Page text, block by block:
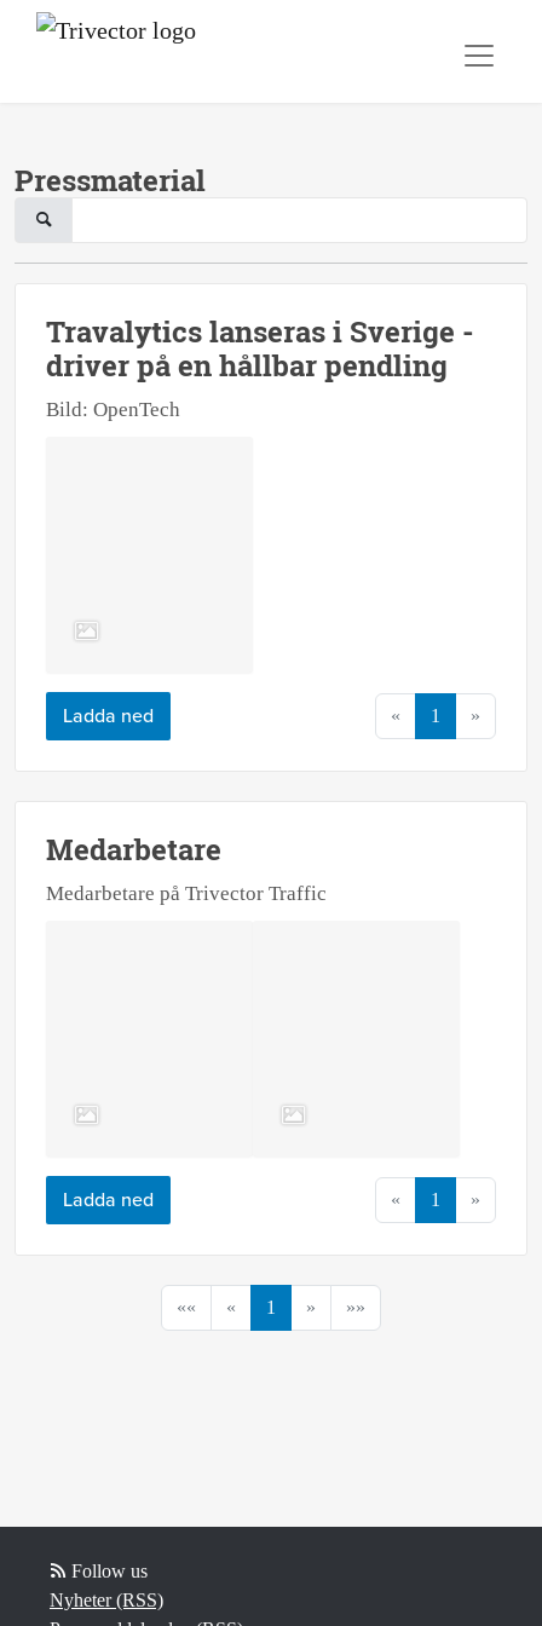
Pressmaterial
Travalytics lanseras i Sverige -
driver på en hållbar pendling
Bild: OpenTech
Ladda ned « 1 »
Medarbetare
Medarbetare på Trivector Traffic
Ladda ned « 1 »
«« « 1 » »»
Follow us
Nyheter (RSS)